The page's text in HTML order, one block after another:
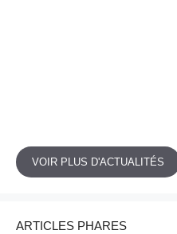
VOIR PLUS D'ACTUALITÉS
ARTICLES PHARES